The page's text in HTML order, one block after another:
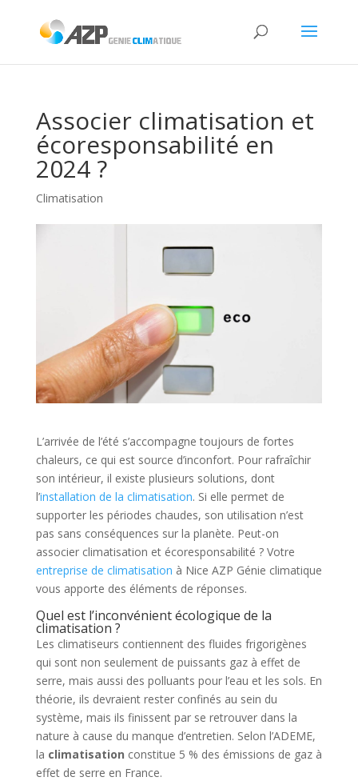
Associer climatisation et
écoresponsabilité en
2024 ?
Climatisation
L’arrivée de l’été s’accompagne toujours de fortes
chaleurs, ce qui est source d’inconfort. Pour rafraîchir
son intérieur, il existe plusieurs solutions, dont
l’installation de la climatisation. Si elle permet de
supporter les périodes chaudes, son utilisation n’est
pas sans conséquences sur la planète. Peut-on
associer climatisation et écoresponsabilité ? Votre
entreprise de climatisation à Nice AZP Génie climatique
vous apporte des éléments de réponses.
Quel est l’inconvénient écologique de la
climatisation ?
Les climatiseurs contiennent des fluides frigorigènes
qui sont non seulement de puissants gaz à effet de
serre, mais aussi des polluants pour l’eau et les sols. En
théorie, ils devraient rester confinés au sein du
système, mais ils finissent par se retrouver dans la
nature à cause du manque d’entretien. Selon l’ADEME,
la climatisation constitue 5 % des émissions de gaz à
effet de serre en France.